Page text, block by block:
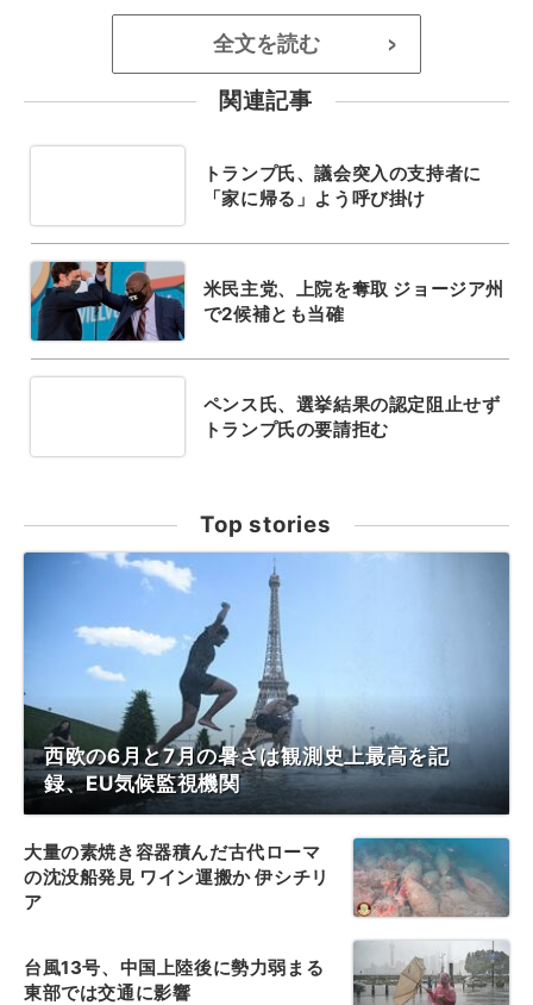
全文を読む >
関連記事
トランプ氏、議会突入の支持者に
「家に帰る」よう呼び掛け
米民主党、上院を奪取 ジョージア州
で2候補とも当確
ペンス氏、選挙結果の認定阻止せず
トランプ氏の要請拒む
Top stories
西欧の6月と7月の暑さは観測史上最高を記
録、EU気候監視機関
大量の素焼き容器積んだ古代ローマ
の沈没船発見 ワイン運搬か 伊シチリ
ア
台風13号、中国上陸後に勢力弱まる
東部では交通に影響